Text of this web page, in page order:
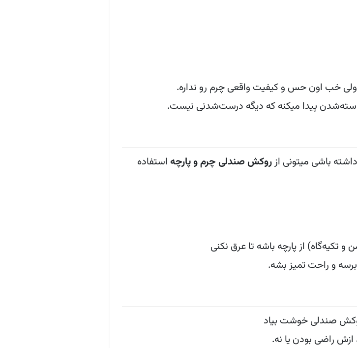
خب اون حس و کیفیت واقعی چرم رو نداره.
پیدا میکنه که دیگه درست‌شدنی نیست.
باشی میتونی ازروکش صندلی چرم و پارچهاستفاده
تکیه‌گاه) از پارچه باشه تا عرق نکنی
و راحت تمیز بشه.
صندلی خوشت بیاد
راضی بودن یا نه.